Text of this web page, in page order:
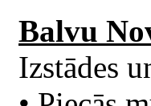
Balvu
Izstādes